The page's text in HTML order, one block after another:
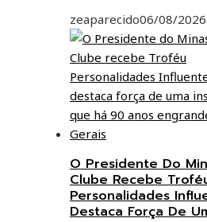
zeaparecido06/08/2026
O Presidente Do
Clube Recebe
Personalidades
Destaca Força De